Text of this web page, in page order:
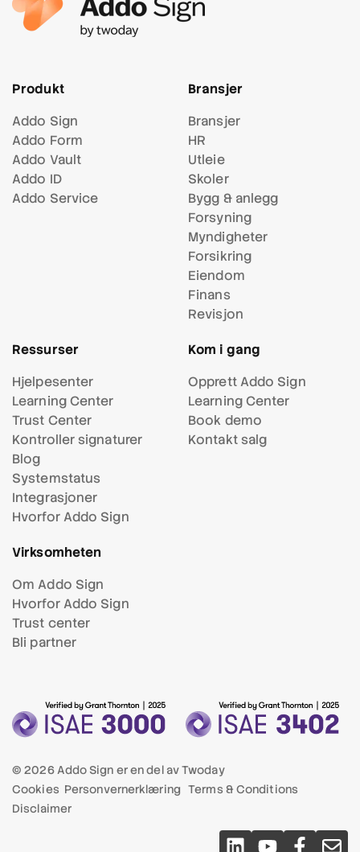
Produkt
Addo Sign
Addo Form
Addo Vault
Addo ID
Addo Service
Bransjer
Bransjer
HR
Utleie
Skoler
Bygg & anlegg
Forsyning
Myndigheter
Forsikring
Eiendom
Finans
Revisjon
Ressurser
Hjelpesenter
Learning Center
Trust Center
Kontroller signaturer
Blog
Systemstatus
Integrasjoner
Hvorfor Addo Sign
Kom i gang
Opprett Addo Sign
Learning Center
Book demo
Kontakt salg
Virksomheten
Om Addo Sign
Hvorfor Addo Sign
Trust center
Bli partner
© 2026 Addo Sign er en del avTwoday
Cookies Personvernerklæring Terms & Conditions
Disclaimer